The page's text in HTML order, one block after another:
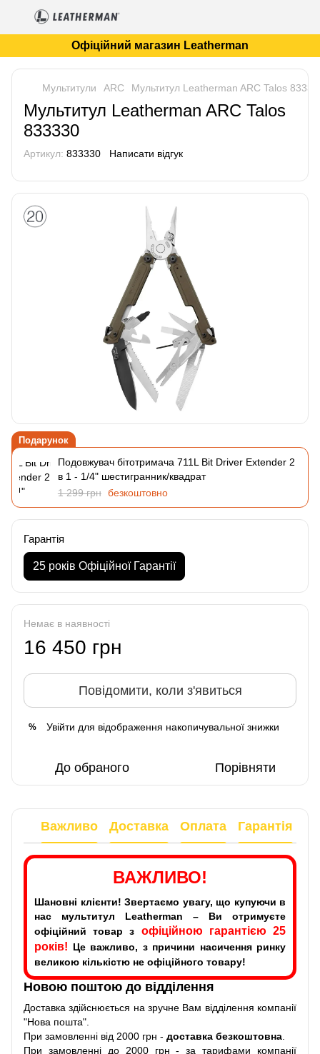
Офіційний магазин Leatherman
Мультитули ARC Мультитул Leatherman ARC Talos
Мультитул Leatherman ARC Talos
833330
Артикул: 833330 Написати відгук
Подарунок
Подовжувач бітотримача 711L Bit Driver Extender 2
в 1 - 1/4" шестигранник/квадрат
1 299 грн безкоштовно
Гарантія
25 років Офіційної Гарантії
Немає в наявності
16 450 грн
Повідомити, коли з'явиться
% Увійти для відображення накопичувальної знижки
До обраного Порівняти
Важливо Доставка Оплата Гарантія
ВАЖЛИВО!
Шановні клієнти! Звертаємо увагу, що купуючи в
нас мультитул Leatherman – Ви отримуєте
офіційний товар з офіційною гарантією 25
років! Це важливо, з причини насичення ринку
великою кількістю не офіційного товару!
Новою поштою до відділення
Доставка здійснюється на зручне Вам відділення компанії
"Нова пошта".
При замовленні від 2000 грн - доставка безкоштовна.
При замовленні до 2000 грн - за тарифами компанії